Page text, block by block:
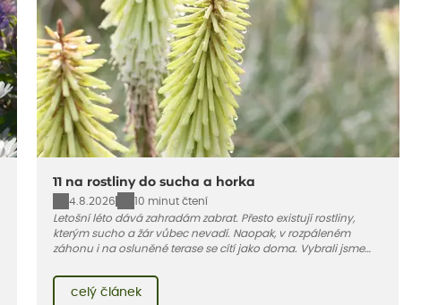
11 na rostliny do sucha a horka
4.8.2026
10 minut čtení
Letošní léto dává zahradám zabrat. Přesto existují rostliny,
kterým sucho a žár vůbec nevadí. Naopak, v rozpáleném
záhonu i na osluněné terase se cítí jako doma. Vybrali jsme
léto bez pravidelné zálivky. Pojďme se podívat, které to jsou.
celý článek